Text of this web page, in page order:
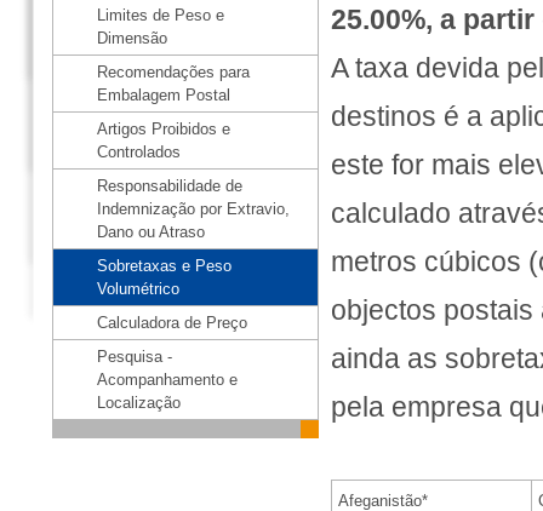
Limites de Peso e
Dimensão
Recomendações para
Embalagem Postal
Artigos Proibidos e
Controlados
Responsabilidade de
Indemnização por Extravio,
Dano ou Atraso
Sobretaxas e Peso
Volumétrico
Calculadora de Preço
Pesquisa -
Acompanhamento e
Localização
25.00%, a
A taxa devida
destinos é a
este for mais
calculado
metros cúbicos
objectos
ainda as
pela empresa
Afeganistão*